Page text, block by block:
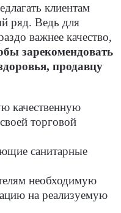
клиентам
ряд. Ведь для
важнее качество,
зарекомендовать
продавцу
качественную
торговой
санитарные
необходимую
на реализуемую